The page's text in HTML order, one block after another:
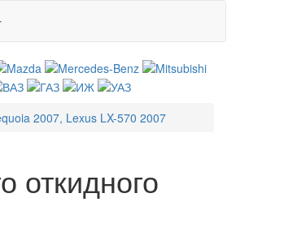
2007, Lexus LX-570 2007
откидного